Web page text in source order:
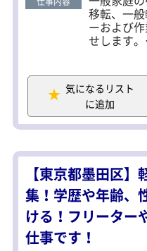
社員の事
ています
30年以上
★グループ
＜一日の
8：00 出社
8：30 現
9：00 個
12：00 お
13：00 個
17：00 帰
17：30 退
■研修・教
入社後、先
移転、一
ーおよび
せします。
2～3名で
って現場に
業では役割
め、チー
ラックは
の規模に
ることも
（2）一般
企業から
ていただ
場から企
ており、主
気になるリスト
に追加
【東京都墨田区
集！学歴や年齢、
ける！フリーター
仕事です！